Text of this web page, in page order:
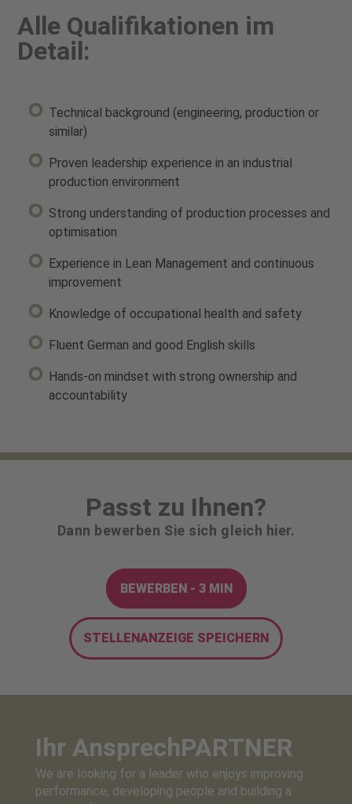
Alle Qualifikationen im
Detail:
Technical background (engineering, production or
similar)
Proven leadership experience in an industrial
production environment
Strong understanding of production processes and
optimisation
Experience in Lean Management and continuous
improvement
Knowledge of occupational health and safety
Fluent German and good English skills
Hands-on mindset with strong ownership and
accountability
Passt zu Ihnen?
Dann bewerben Sie sich gleich hier.
BEWERBEN - 3 MIN
STELLENANZEIGE SPEICHERN
Ihr AnsprechPARTNER
We are looking for a leader who enjoys improving
performance, developing people and building a